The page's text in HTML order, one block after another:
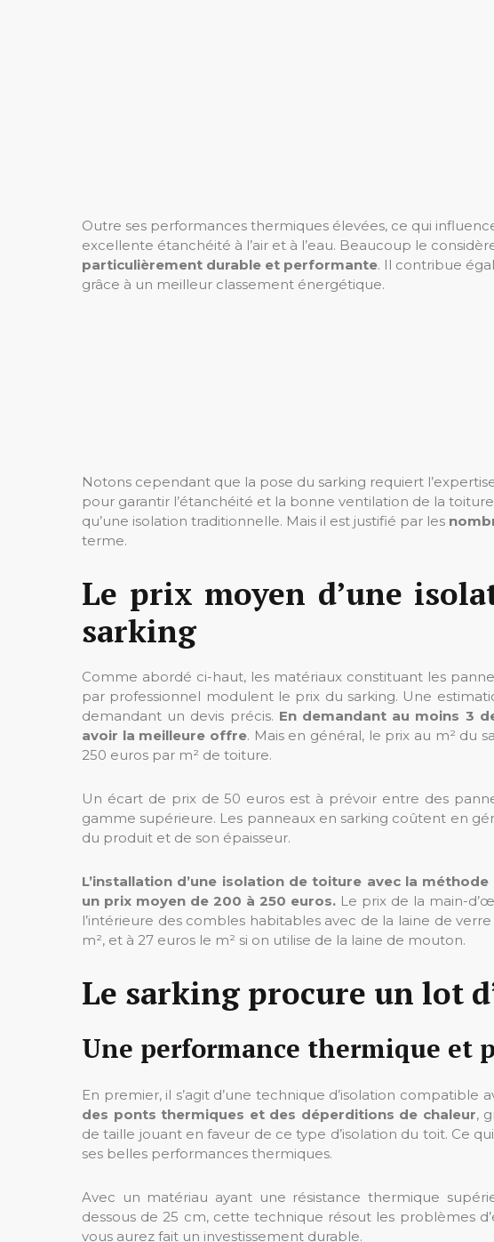
Outre ses performances thermiques élevées, ce qui
excellente étanchéité à l’air et à l’eau. Beaucoup le
particulièrement durable et performante. Il contribue
grâce à un meilleur classement énergétique.
Notons cependant que la pose du sarking requiert
pour garantir l’étanchéité et la bonne ventilation de la
qu’une isolation traditionnelle. Mais il est justifié par les
terme.
Le prix moyen d’une
sarking
Comme abordé ci-haut, les matériaux constituant les
par professionnel modulent le prix du sarking. Une
demandant un devis précis. En demandant au moins 3
avoir la meilleure offre. Mais en général, le prix au m² du
250 euros par m² de toiture.
Un écart de prix de 50 euros est à prévoir entre des
gamme supérieure. Les panneaux en sarking coûtent en
du produit et de son épaisseur.
L’installation d’une isolation de toiture avec la
un prix moyen de 200 à 250 euros. Le prix de la main-
l’intérieure des combles habitables avec de la laine de
m², et à 27 euros le m² si on utilise de la laine de mouton.
Le sarking procure un lot
Une performance thermique et
En premier, il s’agit d’une technique d’isolation compatible
des ponts thermiques et des déperditions de chaleur,
de taille jouant en faveur de ce type d’isolation du toit. Ce
ses belles performances thermiques.
Avec un matériau ayant une résistance thermique
dessous de 25 cm, cette technique résout les problèmes
vous aurez fait un investissement durable.